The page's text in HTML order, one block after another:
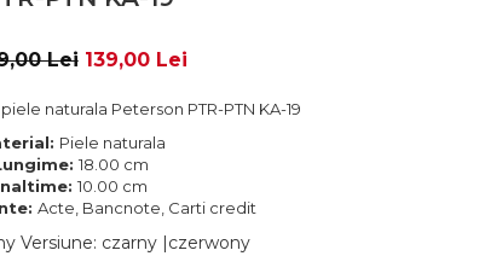
Lei 139,00 Lei
naturala Peterson PTR-PTN KA-19
Piele naturala
18.00 cm
10.00 cm
Acte, Bancnote, Carti credit
Versiune: czarny |czerwony